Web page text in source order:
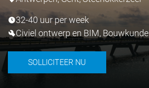
32-40 uur per week
Civiel ontwerp en BIM, Bouwkunde
SOLLICITEER NU